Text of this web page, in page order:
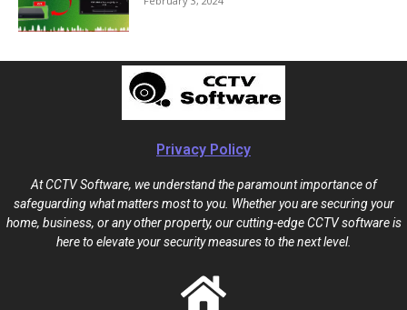
Privacy Policy
At CCTV Software, we understand the paramount importance of
safeguarding what matters most to you. Whether you are securing your
home, business, or any other property, our cutting-edge CCTV software is
here to elevate your security measures to the next level.